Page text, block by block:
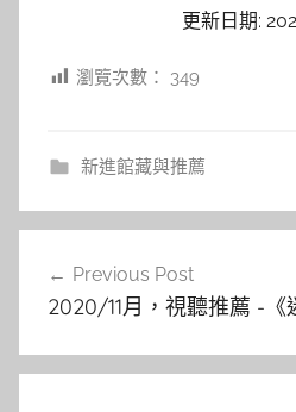
更新日期:
瀏覽次數： 349
新進館藏與推薦
覽
Previous Post
2020/11月，視聽推薦 -《